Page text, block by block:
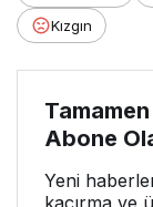
Kızgın
Abone
Yeni
kaçırma ve